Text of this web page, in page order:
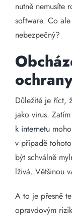
nutně nemusíte
software. Co
nebezpečný?
ochrany
Důležité je říct,
jako virus.
k internetu
v případě
být schválně
lživá. Většinou
A to je přesně
opravdovým